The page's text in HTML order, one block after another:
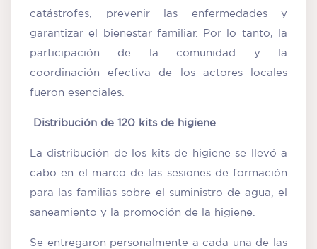
catástrofes, prevenir las enfermedades y
garantizar el bienestar familiar. Por lo tanto, la
participación de la comunidad y la
coordinación efectiva de los actores locales
fueron esenciales.
Distribución de 120 kits de higiene
La distribución de los kits de higiene se llevó a
cabo en el marco de las sesiones de formación
para las familias sobre el suministro de agua, el
saneamiento y la promoción de la higiene.
Se entregaron personalmente a cada una de las